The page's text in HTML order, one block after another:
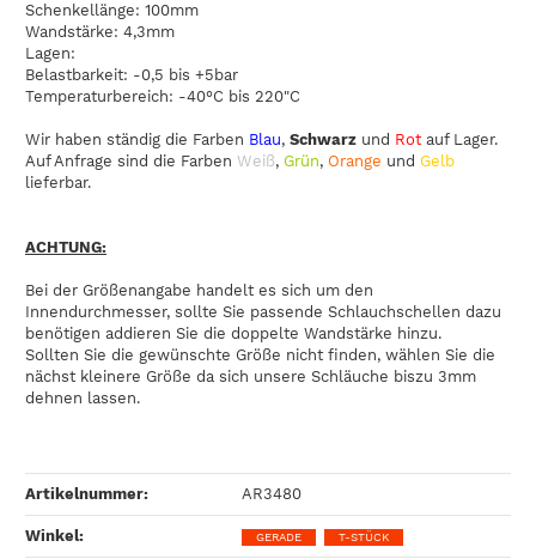
Schenkellänge: 100mm
Wandstärke: 4,3mm
Lagen:
Belastbarkeit: -0,5 bis +5bar
Temperaturbereich: -40°C bis 220"C
Wir haben ständig die Farben Blau, Schwarz und Rot auf Lager.
Auf Anfrage sind die Farben Weiß, Grün, Orange und Gelb
lieferbar.
ACHTUNG:
Bei der Größenangabe handelt es sich um den
Innendurchmesser, sollte Sie passende Schlauchschellen dazu
benötigen addieren Sie die doppelte Wandstärke hinzu.
Sollten Sie die gewünschte Größe nicht finden, wählen Sie die
nächst kleinere Größe da sich unsere Schläuche biszu 3mm
dehnen lassen.
Artikelnummer: AR3480
Winkel‍: GERADE T-STÜCK